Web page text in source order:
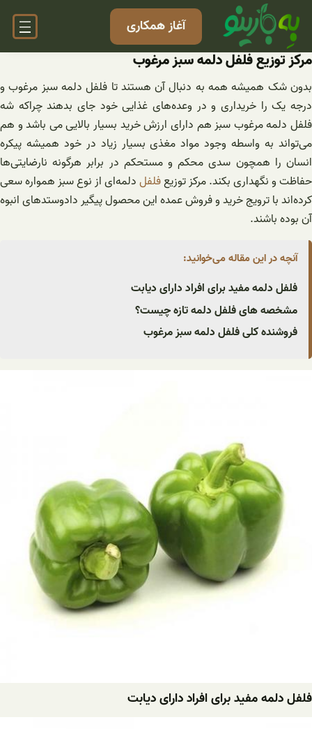
محتوا
آغاز همکاری
مرکز توزیع فلفل دلمه سبز مرغوب
بدون شک همیشه همه به دنبال آن هستند تا فلفل دلمه سبز مرغوب و
درجه یک را خریداری و در وعده‌های غذایی خود جای بدهند چراکه شه
فلفل دلمه مرغوب سبز هم دارای ارزش خرید بسیار بالایی می باشد و هم
می‌تواند به واسطه وجود مواد مغذی بسیار زیاد در خود همیشه پیکره
انسان را همچون سدی محکم و مستحکم در برابر هرگونه نارضایتی‌ها
حفاظت و نگهداری بکند. مرکز توزیعفلفلدلمه‌ای از نوع سبز همواره سعی
کرده‌اند با ترویج خرید و فروش عمده این محصول پیگیر دادوستدهای انبوه
آن بوده باشند.
آنچه در این مقاله می‌خوانید:
فلفل دلمه مفید برای افراد دارای دیابت
مشخصه های فلفل دلمه تازه چیست؟
فروشنده کلی فلفل دلمه سبز مرغوب
فلفل دلمه مفید برای افراد دارای دیابت